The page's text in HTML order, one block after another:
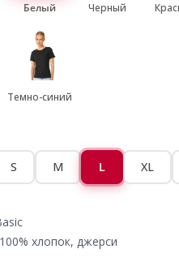
Белый Черный
Темно-синий
S M L XL
хлопок, джерси